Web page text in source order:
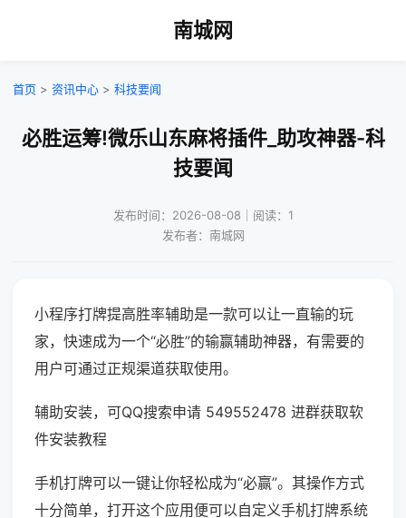
南城网
首页 > 资讯中心 > 科技要闻
必胜运筹!微乐山东麻将插件_助攻神器-科
技要闻
发布时间：2026-08-08｜阅读：1
发布者：南城网
小程序打牌提高胜率辅助是一款可以让一直输的玩
家，快速成为一个“必胜”的输赢辅助神器，有需要的
用户可通过正规渠道获取使用。
辅助安装，可QQ搜索申请 549552478 进群获取软
件安装教程
手机打牌可以一键让你轻松成为“必赢”。其操作方式
十分简单，打开这个应用便可以自定义手机打牌系统